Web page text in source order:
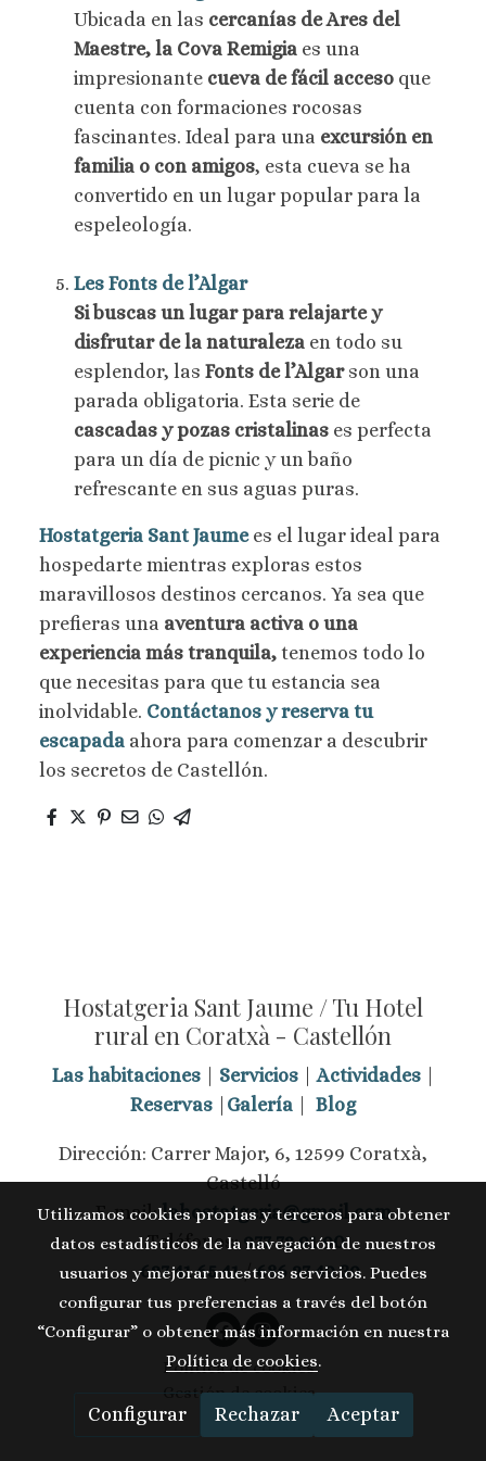
Ubicada en las cercanías de Ares del
Maestre, la Cova Remigia es una
impresionante cueva de fácil acceso que
cuenta con formaciones rocosas
fascinantes. Ideal para una excursión en
familia o con amigos, esta cueva se ha
convertido en un lugar popular para la
espeleología.
Les Fonts de l’Algar
Si buscas un lugar para relajarte y
disfrutar de la naturaleza en todo su
esplendor, las Fonts de l’Algar son una
parada obligatoria. Esta serie de
cascadas y pozas cristalinas es perfecta
para un día de picnic y un baño
refrescante en sus aguas puras.
Hostatgeria Sant Jaumees el lugar ideal para
hospedarte mientras exploras estos
maravillosos destinos cercanos. Ya sea que
prefieras una aventura activa o una
experiencia más tranquila, tenemos todo lo
que necesitas para que tu estancia sea
inolvidable. Contáctanos y reserva tu
escapada ahora para comenzar a descubrir
los secretos de Castellón.
Hostatgeria Sant Jaume / Tu Hotel
rural en Coratxà - Castellón
Las habitaciones| Servicios|Actividades|
Reservas
Galería Blog
Dirección: Carrer Major, 6, 12599 Coratxà,
Castelló
E-mail:lahostatgeria@gmail.com
Teléfonos: 977 72 91 90
627 41 65 41/686 27 49 39
Política de cookies
Gestión de cookies
Utilizamos cookies propias y terceros para obtener
datos estadísticos de la navegación de nuestros
usuarios y mejorar nuestros servicios. Puedes
configurar tus preferencias a través del botón
“Configurar” o obtener más información en nuestra
Política de cookies.
Configurar Rechazar Aceptar